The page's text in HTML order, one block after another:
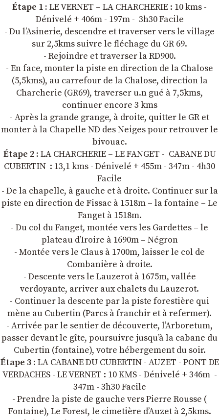
Étape 1 : LE VERNET – LA CHARCHERIE : 10 kms -
Dénivelé + 406m - 197m - 3h30 Facile
- Du l’Asinerie, descendre et traverser vers le village
sur 2,5kms suivre le fléchage du GR 69.
- Rejoindre et traverser la RD900.
- En face, monter la piste en direction de la Chalose
(5,5kms), au carrefour de la Chalose, direction la
Charcherie (GR69), traverser u.n gué à 7,5kms,
continuer encore 3 kms
- Après la grande grange, à droite, quitter le GR et
monter à la Chapelle ND des Neiges pour retrouver le
bivouac.
Étape 2 : LA CHARCHERIE – LE FANGET - CABANE DU
CUBERTIN : 13,1 kms - Dénivelé + 455m - 347m - 4h30
Facile
- De la chapelle, à gauche et à droite. Continuer sur la
piste en direction de Fissac à 1518m – la fontaine – Le
Fanget à 1518m.
- Du col du Fanget, montée vers les Gardettes – le
plateau d’Iroire à 1690m – Négron
- Montée vers le Claus à 1700m, laisser le col de
Combanière à droite.
- Descente vers le Lauzerot à 1675m, vallée
verdoyante, arriver aux chalets du Lauzerot.
- Continuer la descente par la piste forestière qui
mène au Cubertin (Parcs à franchir et à refermer).
- Arrivée par le sentier de découverte, l’Arboretum,
passer devant le gîte, poursuivre jusqu’à la cabane du
Cubertin (fontaine), votre hébergement du soir.
Étape 3 : LA CABANE DU CUBERTIN - AUZET - PONT DE
VERDACHES - LE VERNET : 10 KMS - Dénivelé + 346m -
347m - 3h30 Facile
- Prendre la piste de gauche vers Pierre Rousse (
Fontaine), Le Forest, le cimetière d’Auzet à 2,5kms.